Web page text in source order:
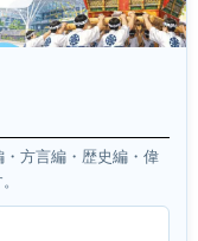
方言編・歴史編・偉